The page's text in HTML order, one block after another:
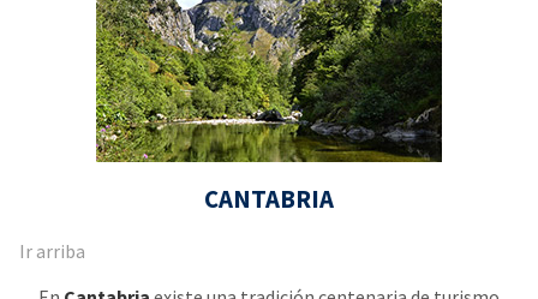
CANTABRIA
Ir arriba